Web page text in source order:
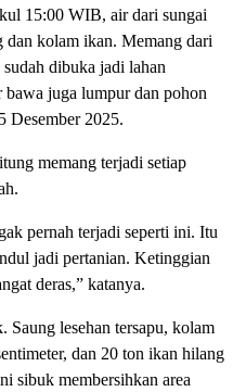
15:00 WIB, air dari sungai
dan kolam ikan. Memang dari
dibuka jadi lahan
bawa juga lumpur dan pohon
Desember 2025.
memang terjadi setiap
pernah terjadi seperti ini. Itu
jadi pertanian. Ketinggian
deras,” katanya.
lesehan tersapu, kolam
dan 20 ton ikan hilang
sibuk membersihkan area